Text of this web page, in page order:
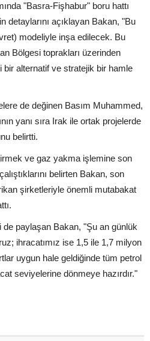
"Basra-Fişhabur" boru hattı
detaylarını açıklayan Bakan, "Bu
modeliyle inşa edilecek. Bu
Bölgesi toprakları üzerinden
bir alternatif ve stratejik bir hamle
de değinen Basım Muhammed,
yanı sıra Irak ile ortak projelerde
belirtti.
ve gaz yakma işlemine son
belirten Bakan, son
şirketleriyle önemli mutabakat
de paylaşan Bakan, "Şu an günlük
ihracatımız ise 1,5 ile 1,7 milyon
uygun hale geldiğinde tüm petrol
seviyelerine dönmeye hazırdır."